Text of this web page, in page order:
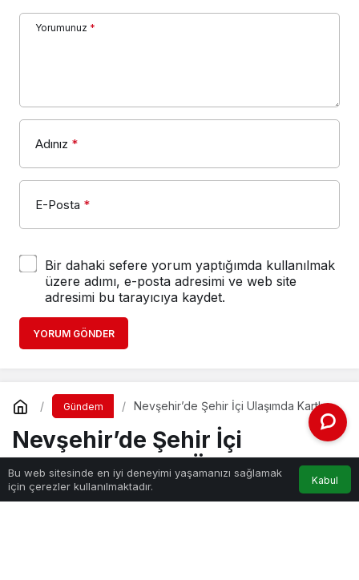
Yorumunuz *
Adınız *
E-Posta *
Bir dahaki sefere yorum yaptığımda kullanılmak
üzere adımı, e-posta adresimi ve web site
adresimi bu tarayıcıya kaydet.
YORUM GÖNDER
Gündem
Nevşehir’de Şehir İçi Ulaşımda Kartlı
Ödeme Sistemi 1 Aralık’ta Başlıyor
Nevşehir’de Şehir İçi
Ulaşımda Kartlı Ödeme
Sistemi 1 Aralık’ta Başlıyor
Bu web sitesinde en iyi deneyimi yaşamanızı sağlamak
için çerezler kullanılmaktadır.
Kabul